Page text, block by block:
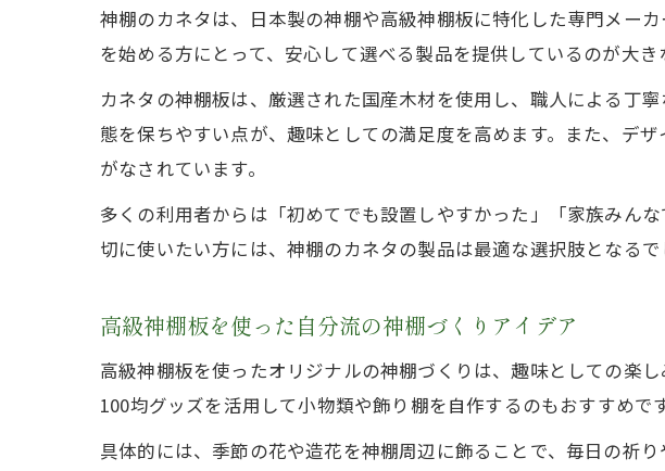
神棚のカネタは、日本製の神棚や高級神棚板に特化した専門メー
を始める方にとって、安心して選べる製品を提供しているのが大き
カネタの神棚板は、厳選された国産木材を使用し、職人による丁
態を保ちやすい点が、趣味としての満足度を高めます。また、デ
がなされています。
多くの利用者からは「初めてでも設置しやすかった」「家族みん
切に使いたい方には、神棚のカネタの製品は最適な選択肢となるで
高級神棚板を使った自分流の神棚づくりアイデア
高級神棚板を使ったオリジナルの神棚づくりは、趣味としての楽
100均グッズを活用して小物類や飾り棚を自作するのもおすすめです
具体的には、季節の花や造花を神棚周辺に飾ることで、毎日の祈